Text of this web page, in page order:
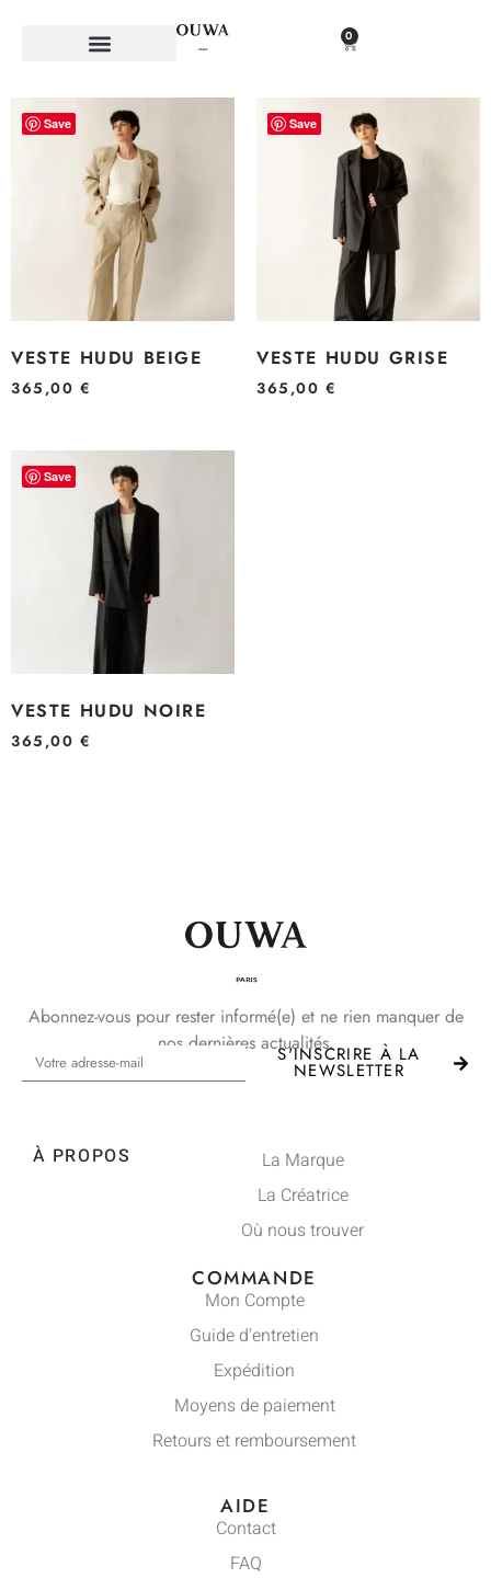
0
Save
VESTE HUDU BEIGE
365,00€
Save
VESTE HUDU GRISE
365,00€
Save
VESTE HUDU NOIRE
365,00€
Abonnez-vous pour rester informé(e) et ne rien manquer de
nos dernières actualités.S'INSCRIRE À LA
NEWSLETTER
À PROPOS
La Marque
La Créatrice
Où nous trouver
COMMANDE
Mon Compte
Guide d'entretien
Expédition
Moyens de paiement
Retours et remboursement
AIDE
Contact
FAQ